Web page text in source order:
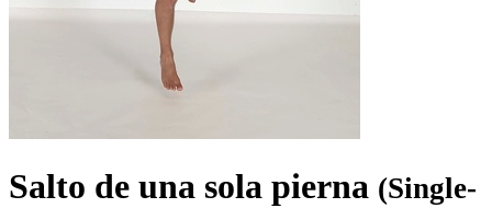
Salto de una sola pierna (Single-